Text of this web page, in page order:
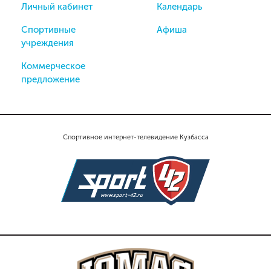
Спортивное интернет-телевидение Кузбасса
Личный кабинет
Спортивные
учреждения
Коммерческое
предложение
Календарь
Афиша